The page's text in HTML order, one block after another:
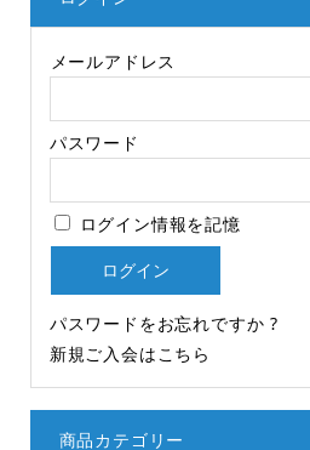
メールアドレス
パスワード
ログイン情報を記憶
パスワードをお忘れですか ?
新規ご入会はこちら
商品カテゴリー